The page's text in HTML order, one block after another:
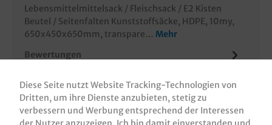
Lebensmittelmittelsack / Fleischsack / E2 Kisten
Beutel / Seitenfalten Kunststoffsäcke, HDPE, 10my,
650x450x650mm, transpare… Mehr
Bewertungen
Diese Seite nutzt Website Tracking-Technologien von
Dritten, um ihre Dienste anzubieten, stetig zu
verbessern und Werbung entsprechend der Interessen